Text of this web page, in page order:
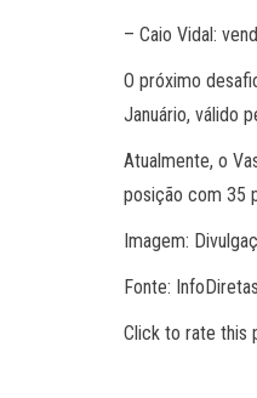
– Caio Vidal:
O próximo
Januário, válido
Atualmente, o
posição com 35
Imagem:
Fonte:
Click to rate this